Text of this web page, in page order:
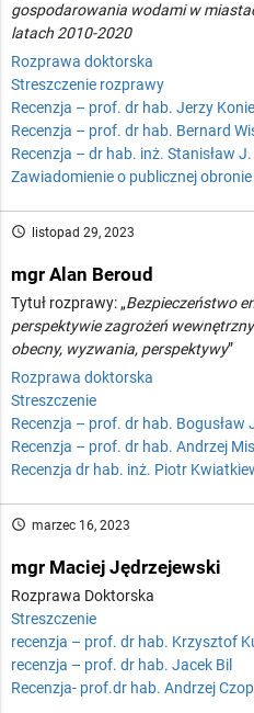
gospodarowania wodami w
latach 2010-2020
Rozprawa doktorska
Streszczenie rozprawy
Recenzja – prof. dr hab. Jerzy
Recenzja – prof. dr hab. Bernard
Recenzja – dr hab. inż. Stanisław
Zawiadomienie o publicznej
access_time listopad 29, 2023
mgr Alan Beroud
Tytuł rozprawy: „Bezpieczeństwo
perspektywie zagrożeń
obecny, wyzwania, perspektywy”
Rozprawa doktorska
Streszczenie
Recenzja – prof. dr hab. Bogusław
Recenzja – prof. dr hab. Andrzej
Recenzja dr hab. inż. Piotr
access_time marzec 16, 2023
mgr Maciej Jędrzejewski
Rozprawa Doktorska
Streszczenie
recenzja – prof. dr hab. Krzysztof
recenzja – prof. dr hab. Jacek Bil
Recenzja- prof.dr hab. Andrzej Czop